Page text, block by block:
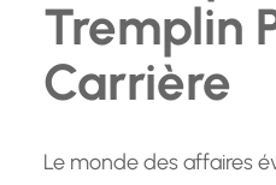
Tremplin
Carrière
Le monde des affaires